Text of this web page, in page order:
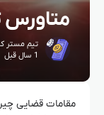
متاورس
تیم مستر
1 سال قبل
مقامات قضایی